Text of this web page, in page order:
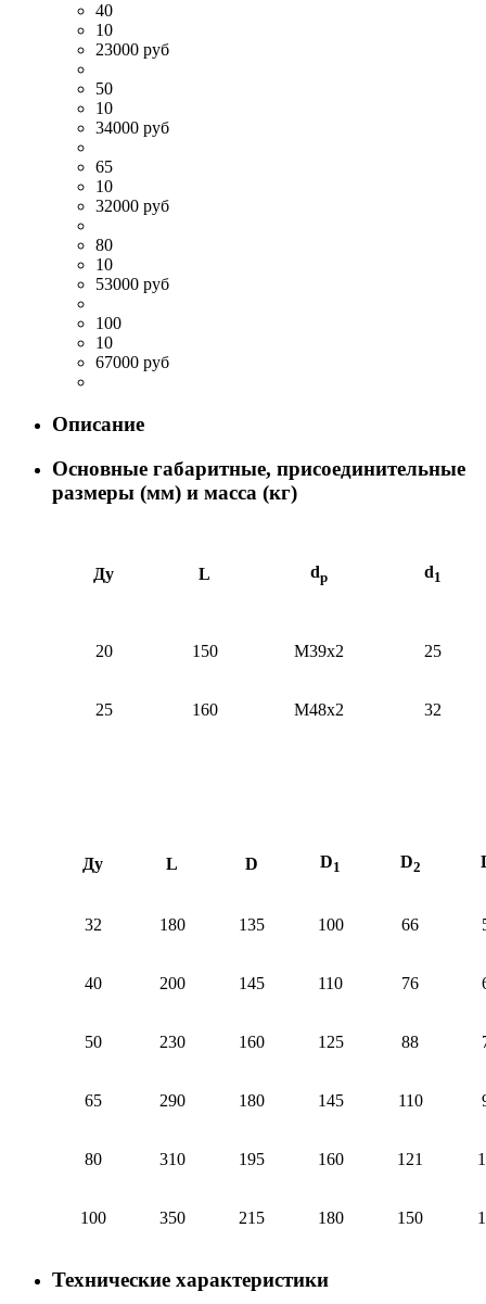
40
10
23000 руб
50
10
34000 руб
65
10
32000 руб
80
10
53000 руб
100
10
67000 руб
Описание
Основные габаритные, присоединительные
размеры (мм) и масса (кг)
Ду L dp d1
20 150 М39х2 25
25 160 М48х2 32
Ду L D D1 D2
32 180 135 100 66
40 200 145 110 76
50 230 160 125 88
65 290 180 145 110
80 310 195 160 121
100 350 215 180 150
Технические характеристики